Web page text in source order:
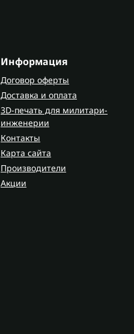
Информация
Договор оферты
Доставка и оплата
3D-печать для милитари-
инженерии
Контакты
Карта сайта
Производители
Акции